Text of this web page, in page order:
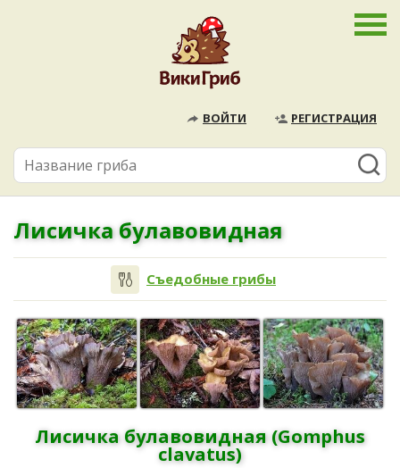
ВОЙТИ РЕГИСТРАЦИЯ
Лисичка булавовидная
Съедобные грибы
Лисичка булавовидная (Gomphus
clavatus)